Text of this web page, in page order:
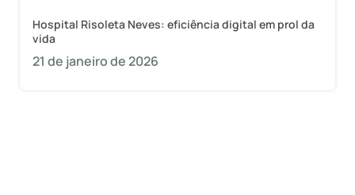
Hospital Risoleta Neves: eficiência digital em prol da
vida
21 de janeiro de 2026